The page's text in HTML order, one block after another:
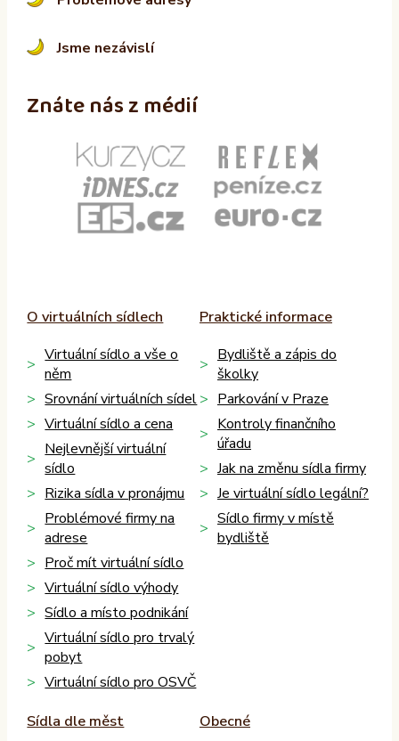
Jsme nezávislí
Znáte nás z médií
O virtuálních sídlech
Virtuální sídlo a vše o
něm
Srovnání virtuálních sídel
Virtuální sídlo a cena
Nejlevnější virtuální
sídlo
Rizika sídla v pronájmu
Problémové firmy na
adrese
Proč mít virtuální sídlo
Virtuální sídlo výhody
Sídlo a místo podnikání
Virtuální sídlo pro trvalý
pobyt
Virtuální sídlo pro OSVČ
Praktické informace
Bydliště a zápis do
školky
Parkování v Praze
Kontroly finančního
úřadu
Jak na změnu sídla firmy
Je virtuální sídlo legální?
Sídlo firmy v místě
bydliště
Sídla dle měst
Obecné